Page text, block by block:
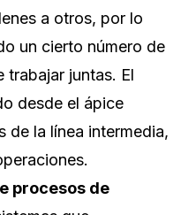
a otros, por lo
un cierto número de
trabajar juntas. El
desde el ápice
de la línea intermedia,
procesos de